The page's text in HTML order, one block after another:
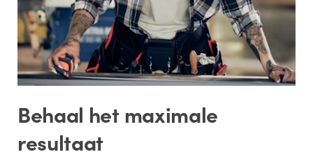
Behaal het maximale
resultaat